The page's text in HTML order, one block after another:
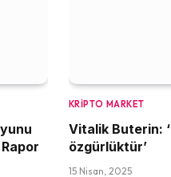
KRIPTO MARKET
Vitalik Buterin:
özgürlüktür’
15 Nisan, 2025